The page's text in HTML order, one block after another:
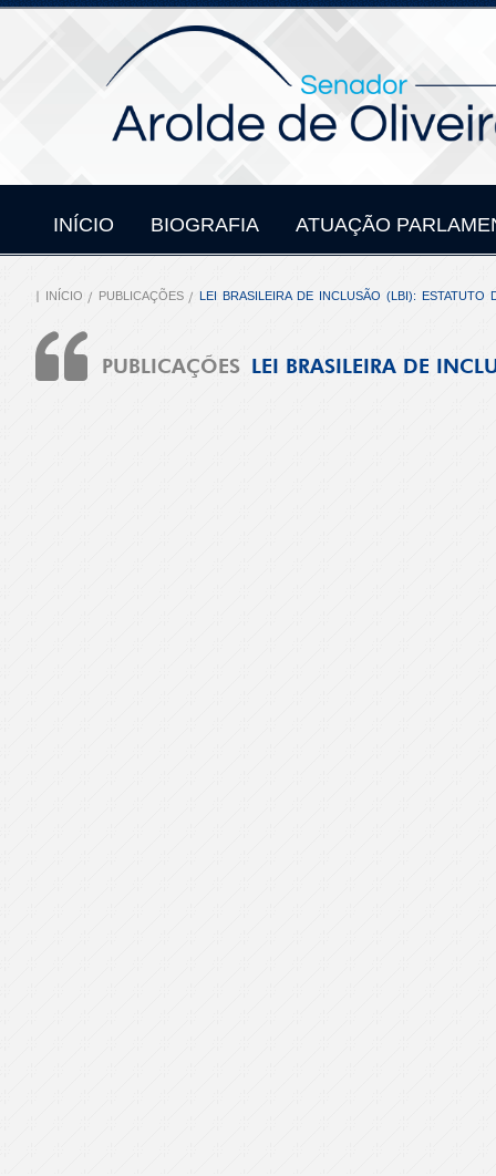
INÍCIO BIOGRAFIA ATUAÇÃO
INÍCIO PUBLICAÇÕES LEI BRASILEIRA DE INCLUSÃO (LBI): ESTATUTO
PUBLICAÇÕES LEI BRASILEIRA DE